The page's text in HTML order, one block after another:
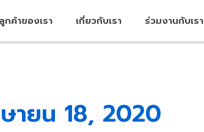
ลูกค้าของเรา เกี่ยวกับเรา ร่วมงานกับเรา
ายน 18, 2020